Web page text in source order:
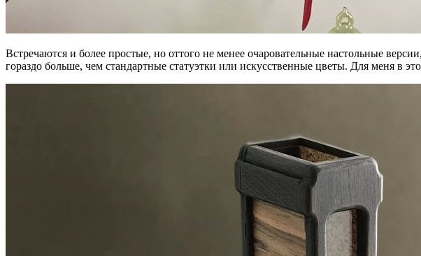
Встречаются и более простые, но оттого не менее очаровательные настольные
гораздо больше, чем стандартные статуэтки или искусственные цветы. Для меня в